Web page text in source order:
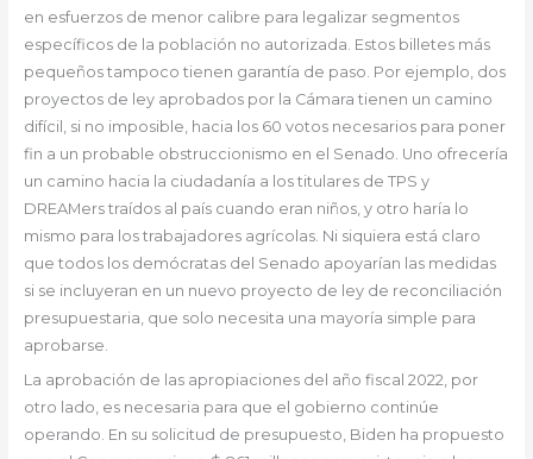
en esfuerzos de menor calibre para legalizar segmentos
específicos de la población no autorizada. Estos billetes más
pequeños tampoco tienen garantía de paso. Por ejemplo, dos
proyectos de ley aprobados por la Cámara tienen un camino
difícil, si no imposible, hacia los 60 votos necesarios para poner
fin a un probable obstruccionismo en el Senado. Uno ofrecería
un camino hacia la ciudadanía a los titulares de TPS y
DREAMers traídos al país cuando eran niños, y otro haría lo
mismo para los trabajadores agrícolas. Ni siquiera está claro
que todos los demócratas del Senado apoyarían las medidas
si se incluyeran en un nuevo proyecto de ley de reconciliación
presupuestaria, que solo necesita una mayoría simple para
aprobarse.
La aprobación de las apropiaciones del año fiscal 2022, por
otro lado, es necesaria para que el gobierno continúe
operando. En su solicitud de presupuesto, Biden ha propuesto